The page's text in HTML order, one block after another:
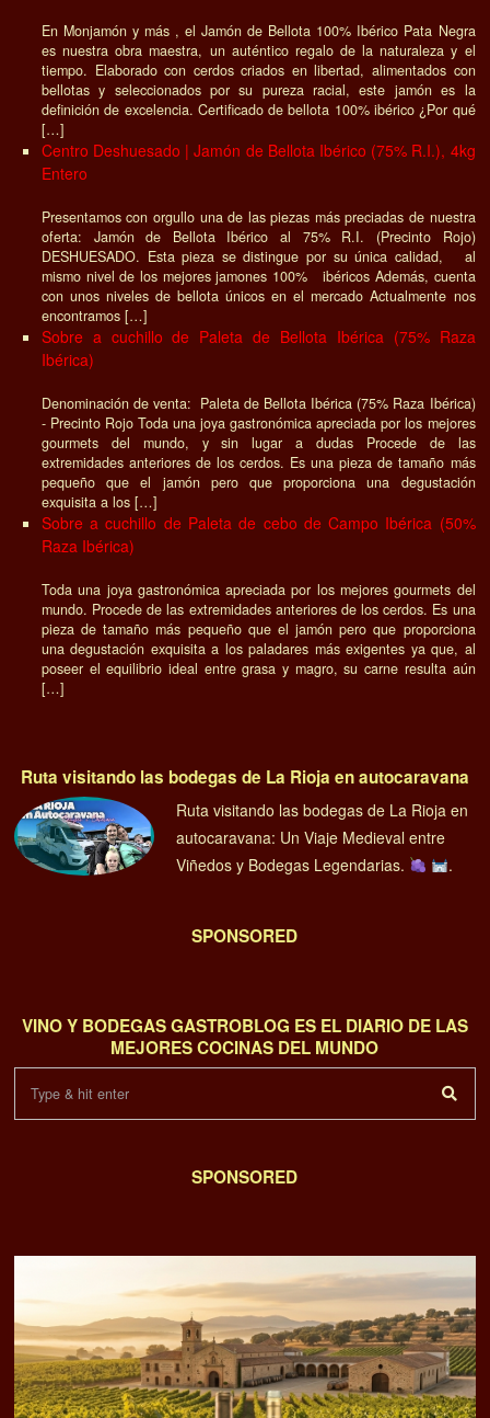
En Monjamón y más , el Jamón de Bellota 100% Ibérico Pata Negra
es nuestra obra maestra, un auténtico regalo de la naturaleza y el
tiempo. Elaborado con cerdos criados en libertad, alimentados con
bellotas y seleccionados por su pureza racial, este jamón es la
definición de excelencia. Certificado de bellota 100% ibérico ¿Por qué
[…]
Centro Deshuesado | Jamón de Bellota Ibérico (75% R.I.), 4kg
Entero
Presentamos con orgullo una de las piezas más preciadas de nuestra
oferta: Jamón de Bellota Ibérico al 75% R.I. (Precinto Rojo)
DESHUESADO. Esta pieza se distingue por su única calidad, al
mismo nivel de los mejores jamones 100% ibéricos Además, cuenta
con unos niveles de bellota únicos en el mercado Actualmente nos
encontramos […]
Sobre a cuchillo de Paleta de Bellota Ibérica (75% Raza
Ibérica)
Denominación de venta: Paleta de Bellota Ibérica (75% Raza Ibérica)
- Precinto Rojo Toda una joya gastronómica apreciada por los mejores
gourmets del mundo, y sin lugar a dudas Procede de las
extremidades anteriores de los cerdos. Es una pieza de tamaño más
pequeño que el jamón pero que proporciona una degustación
exquisita a los […]
Sobre a cuchillo de Paleta de cebo de Campo Ibérica (50%
Raza Ibérica)
Toda una joya gastronómica apreciada por los mejores gourmets del
mundo. Procede de las extremidades anteriores de los cerdos. Es una
pieza de tamaño más pequeño que el jamón pero que proporciona
una degustación exquisita a los paladares más exigentes ya que, al
poseer el equilibrio ideal entre grasa y magro, su carne resulta aún
[…]
Ruta visitando las bodegas de La Rioja en autocaravana
Ruta visitando las bodegas de La Rioja en
autocaravana: Un Viaje Medieval entre
Viñedos y Bodegas Legendarias.
.
SPONSORED
VINO Y BODEGAS GASTROBLOG ES EL DIARIO DE LAS
MEJORES COCINAS DEL MUNDO
SPONSORED